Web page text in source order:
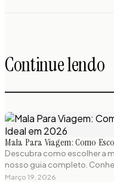
Continue lendo
Mala Para Viagem: Como
Descubra como escolher a
nosso guia completo.
resistentes e
Março 19, 2026